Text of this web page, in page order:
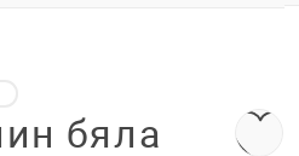
бяла